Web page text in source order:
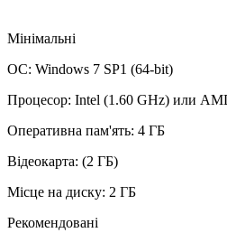
Мінімальні
ОС: Windows 7 SP1 (64-bit)
Процесор: Intel (1.60 GHz) или
Оперативна пам'ять: 4 ГБ
Відеокарта: (2 ГБ)
Місце на диску: 2 ГБ
Рекомендовані